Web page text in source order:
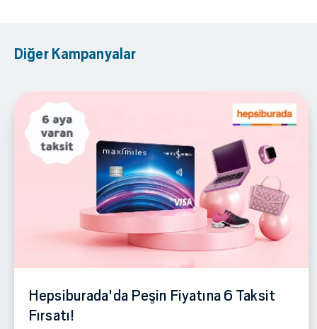
Diğer Kampanyalar
Hepsiburada'da Peşin Fiyatına 6 Taksit
Fırsatı!